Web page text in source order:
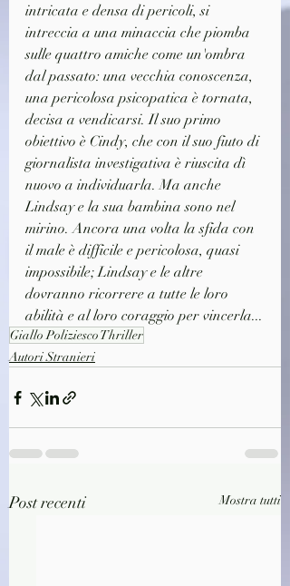
intricata e densa di pericoli, si
intreccia a una minaccia che piomba
sulle quattro amiche come un'ombra
dal passato: una vecchia conoscenza,
una pericolosa psicopatica è tornata,
decisa a vendicarsi. Il suo primo
obiettivo è Cindy, che con il suo fiuto di
giornalista investigativa è riuscita dì
nuovo a individuarla. Ma anche
Lindsay e la sua bambina sono nel
mirino. Ancora una volta la sfida con
il male è difficile e pericolosa, quasi
impossibile; Lindsay e le altre
dovranno ricorrere a tutte le loro
abilità e al loro coraggio per vincerla...
Giallo Poliziesco Thriller
Autori Stranieri
Post recenti Mostra tutti